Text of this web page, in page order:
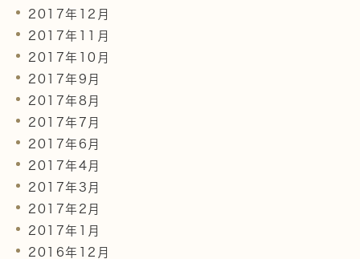
2017年12月
2017年11月
2017年10月
2017年9月
2017年8月
2017年7月
2017年6月
2017年4月
2017年3月
2017年2月
2017年1月
2016年12月